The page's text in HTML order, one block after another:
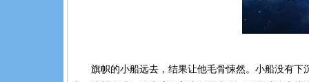
旗帜的小船远去，结果让他毛骨悚然。小船没有下